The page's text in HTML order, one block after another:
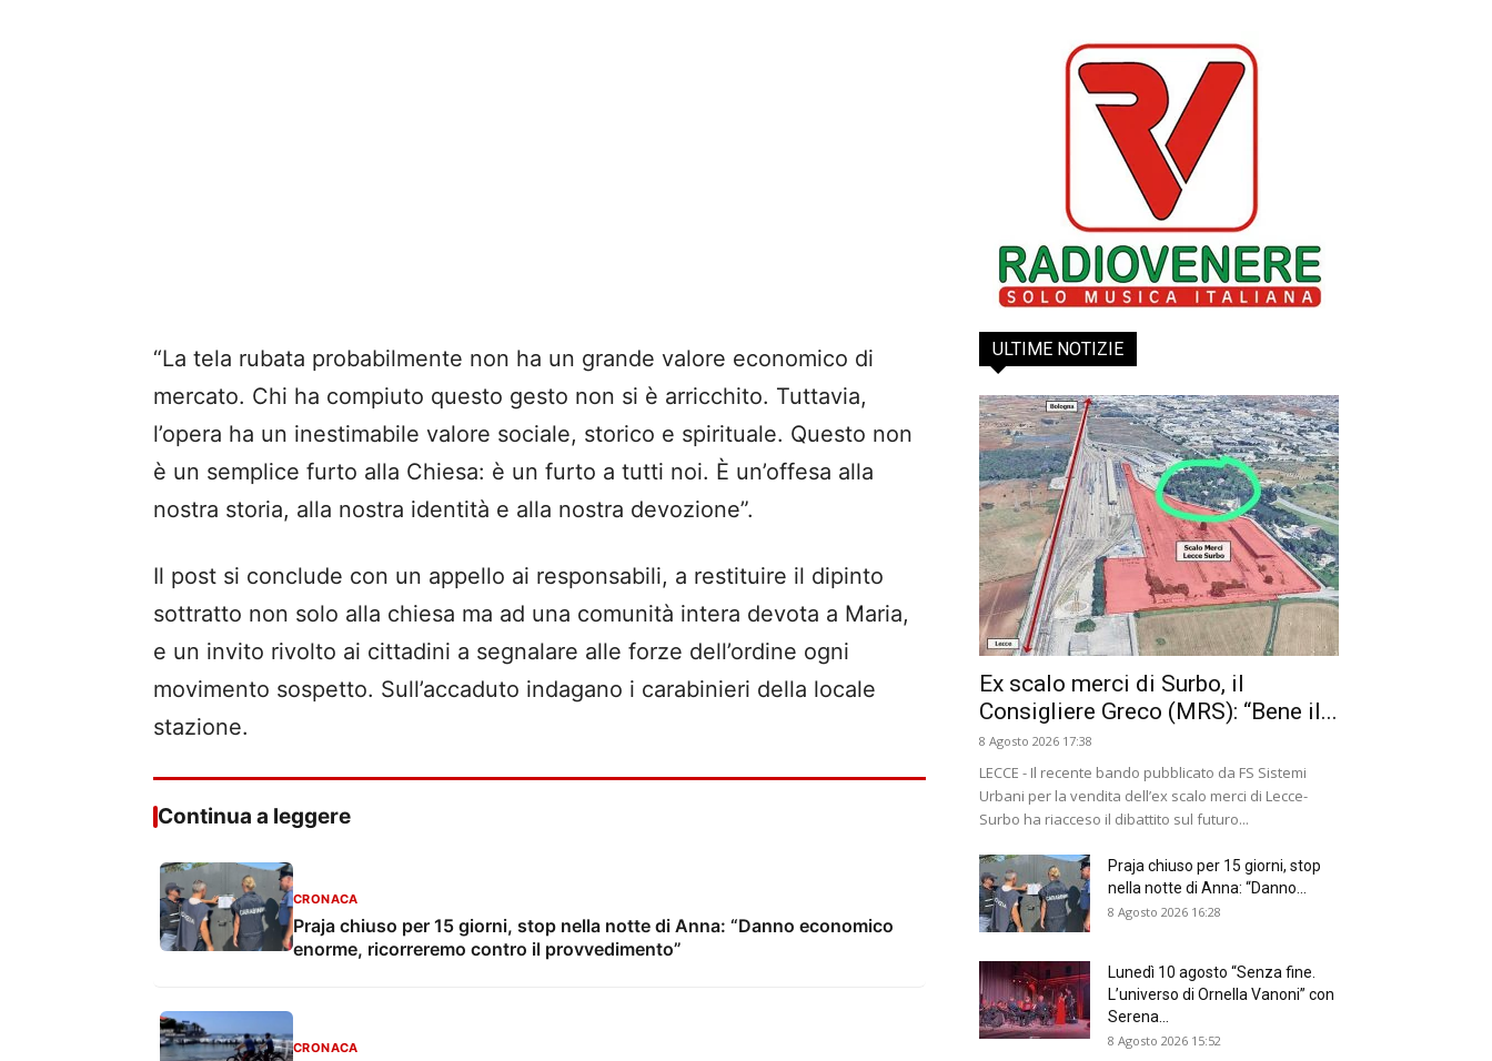
“La tela rubata probabilmente non ha un grande valore economico di
mercato. Chi ha compiuto questo gesto non si è arricchito. Tuttavia,
l’opera ha un inestimabile valore sociale, storico e spirituale. Questo non
è un semplice furto alla Chiesa: è un furto a tutti noi. È un’offesa alla
nostra storia, alla nostra identità e alla nostra devozione”.
Il post si conclude con un appello ai responsabili, a restituire il dipinto
sottratto non solo alla chiesa ma ad una comunità intera devota a Maria,
e un invito rivolto ai cittadini a segnalare alle forze dell’ordine ogni
movimento sospetto. Sull’accaduto indagano i carabinieri della locale
stazione.
Continua a leggere
CRONACA
Praja chiuso per 15 giorni, stop nella notte di Anna: “Danno economico
enorme, ricorreremo contro il provvedimento”
CRONACA
ULTIME NOTIZIE
Ex scalo merci di Surbo, il
Consigliere Greco (MRS): “Bene il...
8 Agosto 2026 17:38
LECCE - Il recente bando pubblicato da FS Sistemi
Urbani per la vendita dell’ex scalo merci di Lecce-
Surbo ha riacceso il dibattito sul futuro...
Praja chiuso per 15 giorni, stop
nella notte di Anna: “Danno...
8 Agosto 2026 16:28
Lunedì 10 agosto “Senza fine.
L’universo di Ornella Vanoni” con
Serena...
8 Agosto 2026 15:52